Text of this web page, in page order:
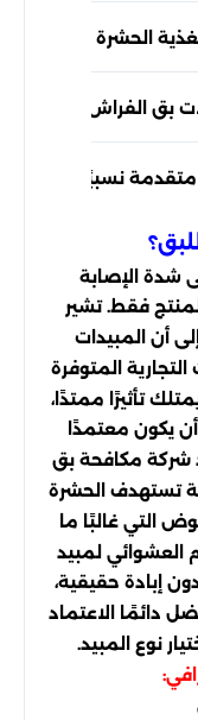
تغذية الحشرة
بق الفراش
نسبيًا
شدة الإصابة
فقط. تشير
أن المبيدات
المتوفرة
تأثيرًا ممتدًا،
يكون معتمدًا
شركة مكافحة بق
تستهدف الحشرة
التي غالبًا ما
العشوائي لمبيد
إبادة حقيقية،
دائمًا الاعتماد
نوع المبيد.